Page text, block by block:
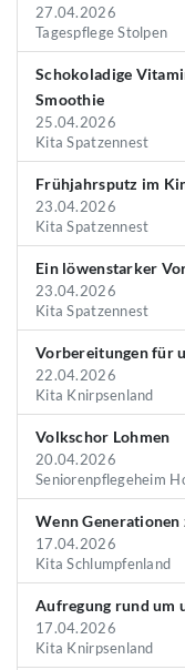
27.04.2026
Tagespflege Stolpen
Schokoladige
Smoothie
25.04.2026
Kita Spatzennest
Frühjahrsputz im
23.04.2026
Kita Spatzennest
Ein löwenstarker
23.04.2026
Kita Spatzennest
Vorbereitungen für
22.04.2026
Kita Knirpsenland
Volkschor Lohmen
20.04.2026
Seniorenpflegeheim
Wenn
17.04.2026
Kita Schlumpfenland
Aufregung rund um
17.04.2026
Kita Knirpsenland